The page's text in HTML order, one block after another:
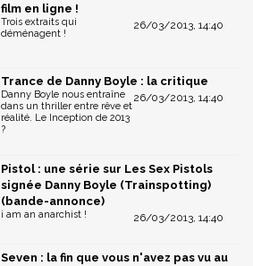
film en ligne !
26/03/2013, 14:40
Trois extraits qui
déménagent !
Trance de Danny Boyle : la critique
26/03/2013, 14:40
Danny Boyle nous entraîne
dans un thriller entre rêve et
réalité. Le Inception de 2013
?
Pistol : une série sur Les Sex Pistols
signée Danny Boyle (Trainspotting)
(bande-annonce)
26/03/2013, 14:40
i am an anarchist !
Seven : la fin que vous n'avez pas vu au